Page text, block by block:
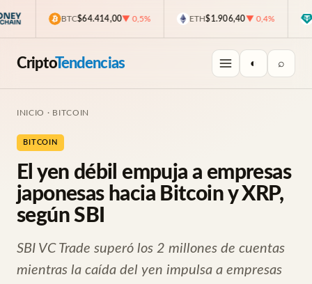
BTC$64.414,00▼ 0,5% ETH$1.906,40▼ 0,4%
CriptoTendencias ◐ ⌕
INICIO · BITCOIN
BITCOIN
El yen débil empuja a empresas
japonesas hacia Bitcoin y XRP,
según SBI
SBI VC Trade superó los 2 millones de cuentas
mientras la caída del yen impulsa a empresas